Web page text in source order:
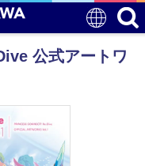
公式アートワ